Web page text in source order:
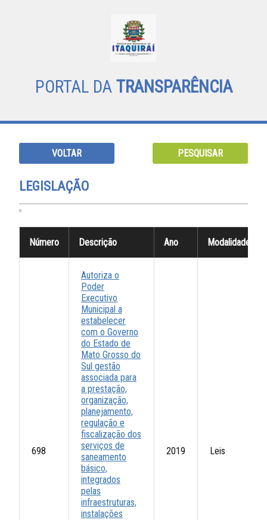
PORTAL DA TRANSPARÊNCIA
VOLTAR PESQUISAR
LEGISLAÇÃO
Número Descrição Ano Modalidade
698
Autoriza o
Poder
Executivo
Municipal a
estabelecer
com o Governo
do Estado de
Mato Grosso do
Sul gestão
associada para
a prestação,
organização,
planejamento,
regulação e
fiscalização dos
serviços de
saneamento
básico,
integrados
pelas
infraestruturas,
instalações
2019 Leis